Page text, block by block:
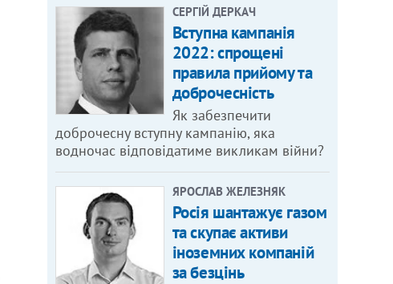
СЕРГІЙ ДЕРКАЧ
Вступна кампанія
2022: спрощені
правила прийому та
доброчесність
Як забезпечити
доброчесну вступну кампанію, яка
водночас відповідатиме викликам війни?
ЯРОСЛАВ ЖЕЛЕЗНЯК
Росія шантажує газом
та скупає активи
іноземних компаній
за безцінь